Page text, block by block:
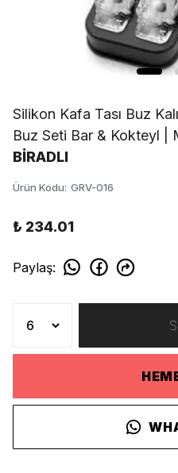
Silikon Kafa Tası Buz
Buz Seti Bar & Kokteyl |
BİRADLI
Ürün Kodu: GRV-016
₺ 234.01
Paylaş: